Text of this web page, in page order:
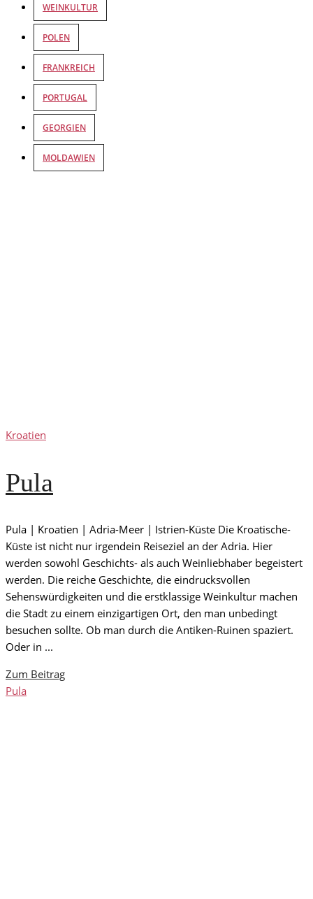
WEINKULTUR
POLEN
FRANKREICH
PORTUGAL
GEORGIEN
MOLDAWIEN
Kroatien
Pula
Pula | Kroatien | Adria-Meer | Istrien-Küste Die Kroatische-
Küste ist nicht nur irgendein Reiseziel an der Adria. Hier
werden sowohl Geschichts- als auch Weinliebhaber begeistert
werden. Die reiche Geschichte, die eindrucksvollen
Sehenswürdigkeiten und die erstklassige Weinkultur machen
die Stadt zu einem einzigartigen Ort, den man unbedingt
besuchen sollte. Ob man durch die Antiken-Ruinen spaziert.
Oder in ...
Zum Beitrag
Pula